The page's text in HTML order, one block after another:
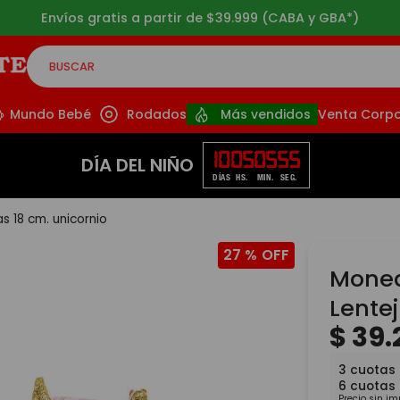
Envíos gratis a partir de $39.999 (CABA y GBA*)
BUSCAR
Mundo Bebé Rodados Más vendidos Venta
DÍA DEL NIÑO 10
DÍAS
05
HS.
05
MIN.
54
SEG.
18 cm. unicornio
27 %
$39.
3 cuotas
6 cuotas